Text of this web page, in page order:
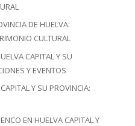
DE HUELVA:
CULTURAL
CAPITAL Y SU
Y EVENTOS
Y SU PROVINCIA:
EN HUELVA CAPITAL Y